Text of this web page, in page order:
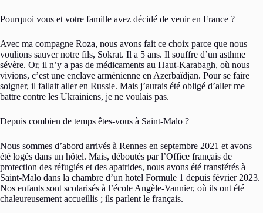
Pourquoi vous et votre famille avez décidé de venir en France ?
Avec ma compagne Roza, nous avons fait ce choix parce que nous
voulions sauver notre fils, Sokrat. Il a 5 ans. Il souffre d’un asthme
sévère. Or, il n’y a pas de médicaments au Haut-Karabagh, où nous
vivions, c’est une enclave arménienne en Azerbaïdjan. Pour se faire
soigner, il fallait aller en Russie. Mais j’aurais été obligé d’aller me
battre contre les Ukrainiens, je ne voulais pas.
Depuis combien de temps êtes-vous à Saint-Malo ?
Nous sommes d’abord arrivés à Rennes en septembre 2021 et avons
été logés dans un hôtel. Mais, déboutés par l’Office français de
protection des réfugiés et des apatrides, nous avons été transférés à
Saint-Malo dans la chambre d’un hotel Formule 1 depuis février 2023.
Nos enfants sont scolarisés à l’école Angèle-Vannier, où ils ont été
chaleureusement accueillis ; ils parlent le français.